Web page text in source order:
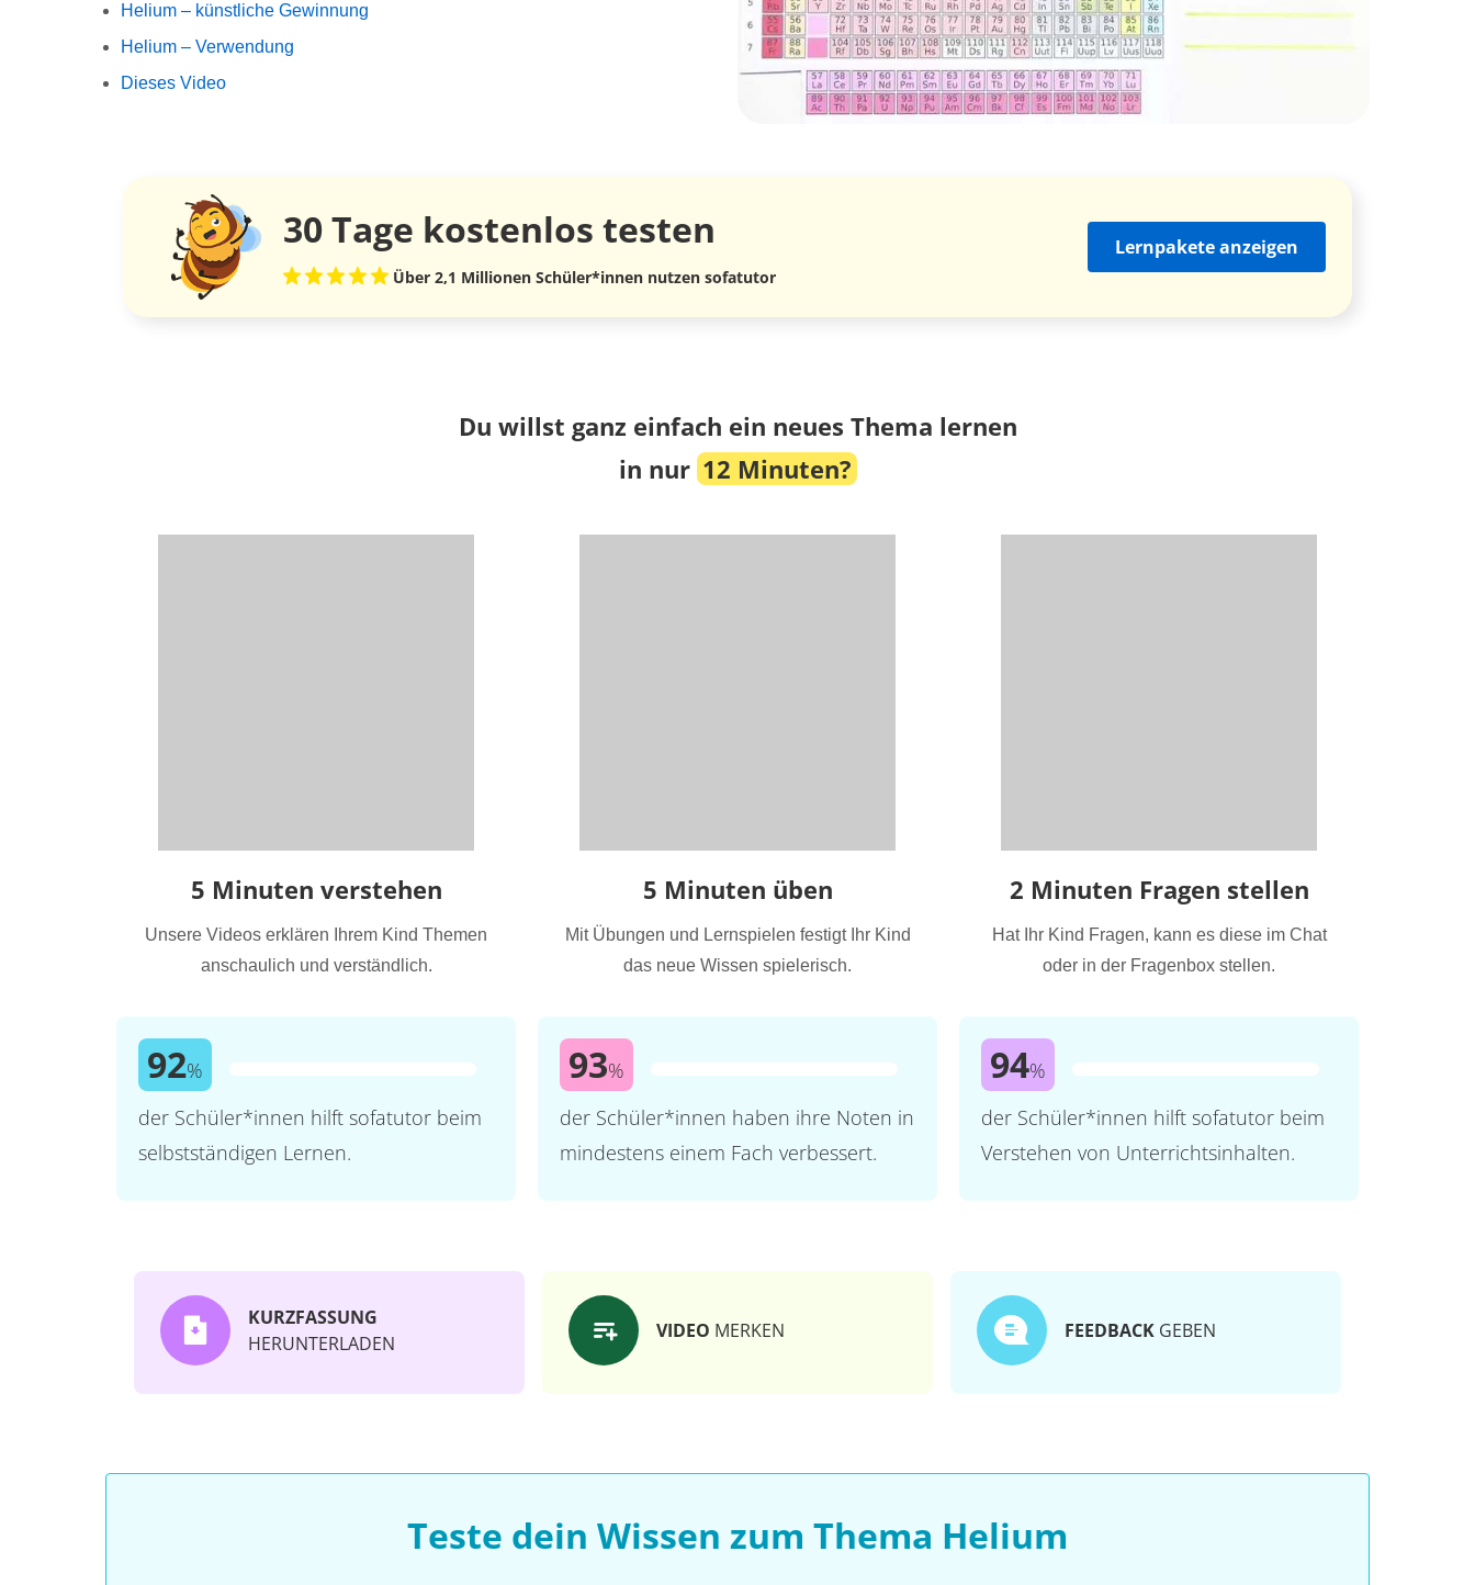
Helium – künstliche Gewinnung
Helium – Verwendung
Dieses Video
30 Tage kostenlos testen
Über 2,1 Millionen Schüler*innen nutzen sofatutor
Lernpakete anzeigen
Du willst ganz einfach ein neues Thema lernen
in nur 12 Minuten?
5 Minuten verstehen
Unsere Videos erklären Ihrem Kind Themen
anschaulich und verständlich.
92%
der Schüler*innen hilft sofatutor beim
selbstständigen Lernen.
5 Minuten üben
Mit Übungen und Lernspielen festigt Ihr Kind
das neue Wissen spielerisch.
93%
der Schüler*innen haben ihre Noten in
mindestens einem Fach verbessert.
2 Minuten Fragen stellen
Hat Ihr Kind Fragen, kann es diese im Chat
oder in der Fragenbox stellen.
94%
der Schüler*innen hilft sofatutor beim
Verstehen von Unterrichtsinhalten.
KURZFASSUNG
HERUNTERLADEN
VIDEO MERKEN FEEDBACK GEBEN
Teste dein Wissen zum Thema Helium